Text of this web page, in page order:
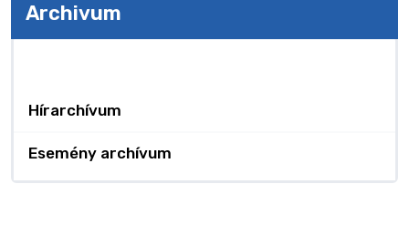
Archivum
Hírarchívum
Esemény archívum